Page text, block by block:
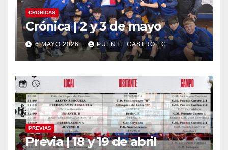
CRONICAS
Crónica | 2 y 3 de mayo
6 MAYO 2026 PUENTE CASTRO FC
PREVIAS
Previa | 18 y 19 de abril